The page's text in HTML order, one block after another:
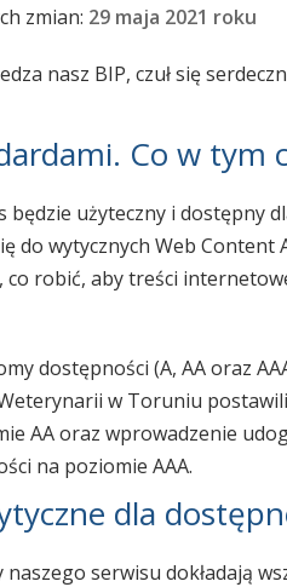
zmian: 29 maja 2021 roku
nasz BIP, czuł się
Co w tym
będzie użyteczny i dostępny
do wytycznych Web Content
co robić, aby treści
dostępności (A, AA oraz
w Toruniu
AA oraz wprowadzenie
na poziomie AAA.
dla
serwisu dokładają